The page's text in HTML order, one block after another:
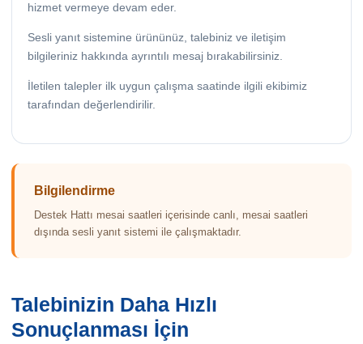
hizmet vermeye devam eder.
Sesli yanıt sistemine ürününüz, talebiniz ve iletişim
bilgileriniz hakkında ayrıntılı mesaj bırakabilirsiniz.
İletilen talepler ilk uygun çalışma saatinde ilgili ekibimiz
tarafından değerlendirilir.
Bilgilendirme
Destek Hattı mesai saatleri içerisinde canlı, mesai saatleri
dışında sesli yanıt sistemi ile çalışmaktadır.
Talebinizin Daha Hızlı
Sonuçlanması İçin